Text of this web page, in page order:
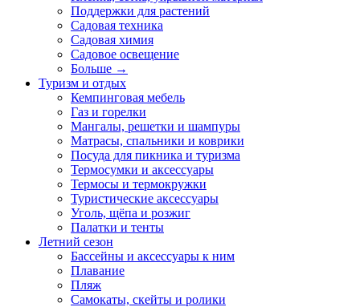
Поддержки для растений
Садовая техника
Садовая химия
Садовое освещение
Больше →
Туризм и отдых
Кемпинговая мебель
Газ и горелки
Мангалы, решетки и шампуры
Матрасы, cпальники и коврики
Посуда для пикника и туризма
Термосумки и аксессуары
Термосы и термокружки
Туристические аксессуары
Уголь, щёпа и розжиг
Палатки и тенты
Летний сезон
Бассейны и аксессуары к ним
Плавание
Пляж
Самокаты, скейты и ролики